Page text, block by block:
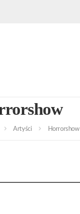
Artyści Horrorshow